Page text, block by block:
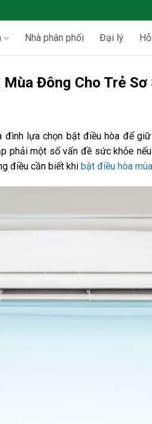
Nhà phân phối Đại lý
Đông Cho Trẻ Sơ
đình lựa chọn bật điều hòa để
phải một số vấn đề sức khỏe
điều cần biết khi bật điều hòa